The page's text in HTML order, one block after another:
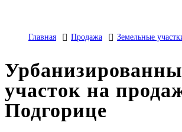
Главная Продажа Земельные
участок на
Подгорице